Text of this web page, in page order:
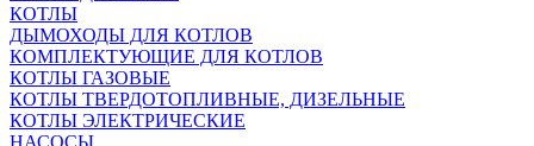
КОТЛЫ
ДЫМОХОДЫ ДЛЯ КОТЛОВ
КОМПЛЕКТУЮЩИЕ ДЛЯ КОТЛОВ
КОТЛЫ ГАЗОВЫЕ
КОТЛЫ ТВЕРДОТОПЛИВНЫЕ, ДИЗЕЛЬНЫЕ
КОТЛЫ ЭЛЕКТРИЧЕСКИЕ
НАСОСЫ